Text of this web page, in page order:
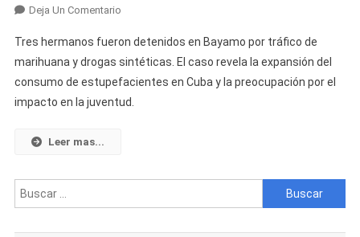
Deja Un ComentarioEn
Hermanos
Detenidos
En
Bayamo
Tres hermanos fueron detenidos en Bayamo por tráfico de
marihuana y drogas sintéticas. El caso revela la expansión del
consumo de estupefacientes en Cuba y la preocupación por el
impacto en la juventud.
Leer mas...
Buscar: